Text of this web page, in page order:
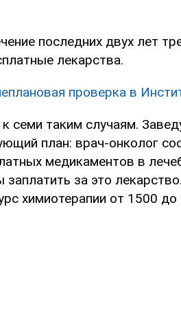
последних двух лет
лекарства.
проверка в
семи таким случаям.
план: врач-онколог
медикаментов в
за это
химиотерапии от 1500 до